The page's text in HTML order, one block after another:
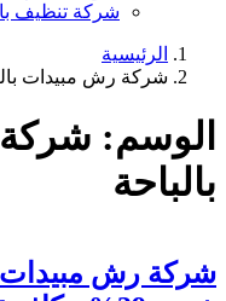
شركة تنظيف
الرئيسية
شركة رش مبيدات
الوسم:
بالباحة